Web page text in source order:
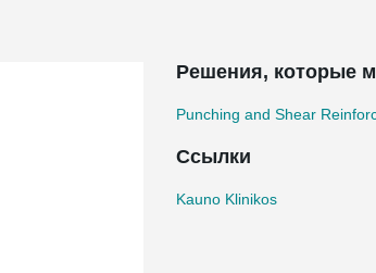
Решения, которые
Punching and Shear
Ссылки
Kauno Klinikos